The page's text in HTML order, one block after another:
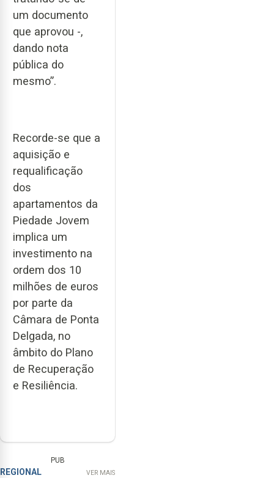
um documento
que aprovou -,
dando nota
pública do
mesmo”.
Recorde-se que a
aquisição e
requalificação
dos
apartamentos da
Piedade Jovem
implica um
investimento na
ordem dos 10
milhões de euros
por parte da
Câmara de Ponta
Delgada, no
âmbito do Plano
de Recuperação
e Resiliência.
PUB
REGIONAL VER MAIS